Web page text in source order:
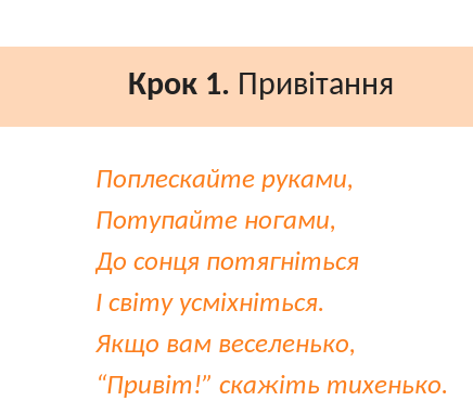
Крок 1. Привітання
Поплескайте руками,
Потупайте ногами,
До сонця потягніться
І світу усміхніться.
Якщо вам веселенько,
“Привіт!” скажіть тихенько.